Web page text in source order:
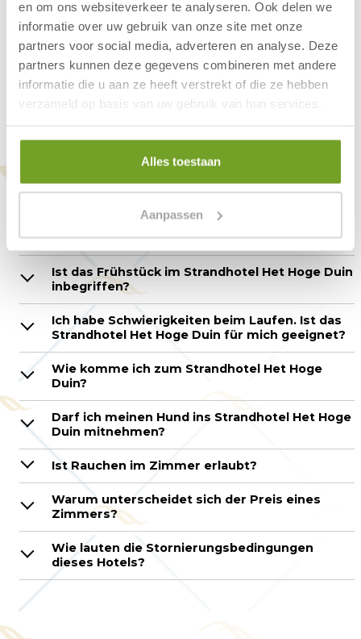
en om ons websiteverkeer te analyseren. Ook delen we
informatie over uw gebruik van onze site met onze
partners voor social media, adverteren en analyse. Deze
partners kunnen deze gegevens combineren met andere
informatie die u aan ze heeft verstrekt of die ze hebben
verzameld op basis van uw gebruik van hun services.
Alles toestaan
Aanpassen
Fragen zum
Hotelzimmer -
Strandhotel Het Hoge
Duin
Wie kann ich reservieren?
Wie sind die Check-in- und Check-out-Zeiten
von Strandhotel Het Hoge Duin?
Ist das Frühstück im Strandhotel Het Hoge Duin
inbegriffen?
Ich habe Schwierigkeiten beim Laufen. Ist das
Strandhotel Het Hoge Duin für mich geeignet?
Wie komme ich zum Strandhotel Het Hoge
Duin?
Darf ich meinen Hund ins Strandhotel Het Hoge
Duin mitnehmen?
Ist Rauchen im Zimmer erlaubt?
Warum unterscheidet sich der Preis eines
Zimmers?
Wie lauten die Stornierungsbedingungen
dieses Hotels?